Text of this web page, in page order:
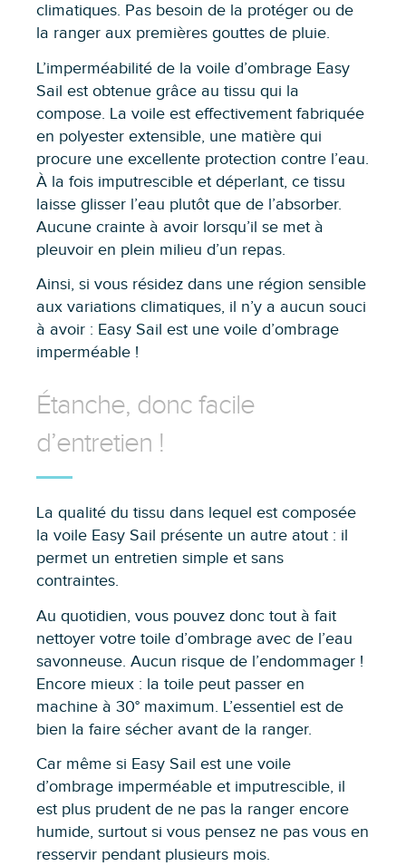
climatiques. Pas besoin de la protéger ou de
la ranger aux premières gouttes de pluie.
L’imperméabilité de la voile d’ombrage Easy
Sail est obtenue grâce au tissu qui la
compose. La voile est effectivement fabriquée
en polyester extensible, une matière qui
procure une excellente protection contre l’eau.
À la fois imputrescible et déperlant, ce tissu
laisse glisser l’eau plutôt que de l’absorber.
Aucune crainte à avoir lorsqu’il se met à
pleuvoir en plein milieu d’un repas.
Ainsi, si vous résidez dans une région sensible
aux variations climatiques, il n’y a aucun souci
à avoir : Easy Sail est une voile d’ombrage
imperméable !
Étanche, donc facile
d’entretien !
La qualité du tissu dans lequel est composée
la voile Easy Sail présente un autre atout : il
permet un entretien simple et sans
contraintes.
Au quotidien, vous pouvez donc tout à fait
nettoyer votre toile d’ombrage avec de l’eau
savonneuse. Aucun risque de l’endommager !
Encore mieux : la toile peut passer en
machine à 30° maximum. L’essentiel est de
bien la faire sécher avant de la ranger.
Car même si Easy Sail est une voile
d’ombrage imperméable et imputrescible, il
est plus prudent de ne pas la ranger encore
humide, surtout si vous pensez ne pas vous en
resservir pendant plusieurs mois.